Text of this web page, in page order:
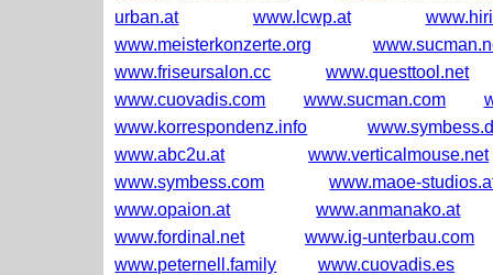
urban.at
www.lcwp.at
www.meisterkonzerte.org
www.friseursalon.cc
www.questtool.net
www.cuovadis.com
www.sucman.com
www.korrespondenz.info
www.abc2u.at
www.verticalmouse.net
www.symbess.com
www.maoe-
www.opaion.at
www.anmanako.at
www.fordinal.net
www.ig-unterbau.com
www.peternell.family
www.cuovadis.es